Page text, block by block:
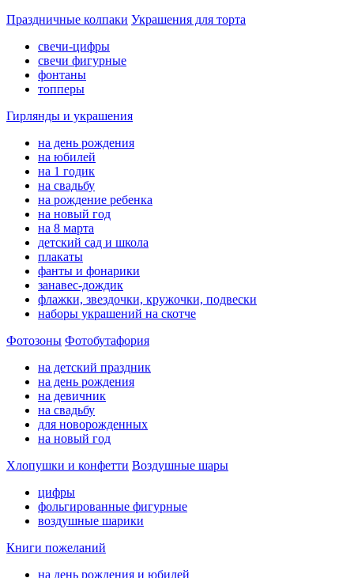
Праздничные колпаки Украшения для торта
свечи-цифры
свечи фигурные
фонтаны
топперы
Гирлянды и украшения
на день рождения
на юбилей
на 1 годик
на свадьбу
на рождение ребенка
на новый год
на 8 марта
детский сад и школа
плакаты
фанты и фонарики
занавес-дождик
флажки, звездочки, кружочки, подвески
наборы украшений на скотче
Фотозоны Фотобутафория
на детский праздник
на день рождения
на девичник
на свадьбу
для новорожденных
на новый год
Хлопушки и конфетти Воздушные шары
цифры
фольгированные фигурные
воздушные шарики
Книги пожеланий
на день рождения и юбилей